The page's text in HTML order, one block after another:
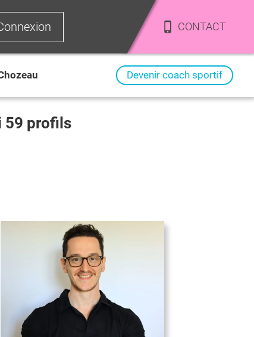
CONTACT
Devenir coach sportif
59 profils